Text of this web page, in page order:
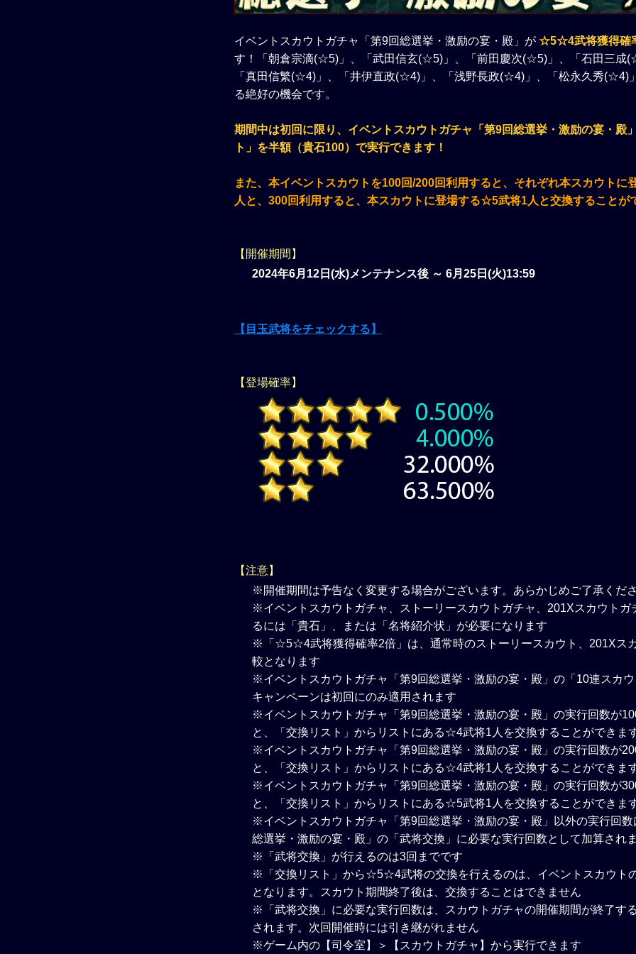
イベントスカウトガチャ「第9回総選挙・激励の宴・殿」が ☆5☆4武将獲得確
す！「朝倉宗滴(☆5)」、「武田信玄(☆5)」、「前田慶次(☆5)」、「石田三成
「真田信繁(☆4)」、「井伊直政(☆4)」、「浅野長政(☆4)」、「松永久秀(☆4)
る絶好の機会です。
期間中は初回に限り、イベントスカウトガチャ「第9回総選挙・激励の宴・殿
ト」を半額（貴石100）で実行できます！
また、本イベントスカウトを100回/200回利用すると、それぞれ本スカウトに
人と、300回利用すると、本スカウトに登場する☆5武将1人と交換することが
【開催期間】
2024年6月12日(水)メンテナンス後 ～ 6月25日(火)13:59
【目玉武将をチェックする】
【登場確率】
【注意】
※開催期間は予告なく変更する場合がございます。あらかじめご了承くだ
※イベントスカウトガチャ、ストーリースカウトガチャ、201Xスカウトガ
るには「貴石」、または「名将紹介状」が必要になります
※「☆5☆4武将獲得確率2倍」は、通常時のストーリースカウト、201Xス
較となります
※イベントスカウトガチャ「第9回総選挙・激励の宴・殿」の「10連スカ
キャンペーンは初回にのみ適用されます
※イベントスカウトガチャ「第9回総選挙・激励の宴・殿」の実行回数が
と、「交換リスト」からリストにある☆4武将1人を交換することができま
※イベントスカウトガチャ「第9回総選挙・激励の宴・殿」の実行回数が
と、「交換リスト」からリストにある☆4武将1人を交換することができま
※イベントスカウトガチャ「第9回総選挙・激励の宴・殿」の実行回数が
と、「交換リスト」からリストにある☆5武将1人を交換することができま
※イベントスカウトガチャ「第9回総選挙・激励の宴・殿」以外の実行回数
総選挙・激励の宴・殿」の「武将交換」に必要な実行回数として加算され
※「武将交換」が行えるのは3回までです
※「交換リスト」から☆5☆4武将の交換を行えるのは、イベントスカウト
となります。スカウト期間終了後は、交換することはできません
※「武将交換」に必要な実行回数は、スカウトガチャの開催期間が終了す
されます。次回開催時には引き継がれません
※ゲーム内の【司令室】＞【スカウトガチャ】から実行できます